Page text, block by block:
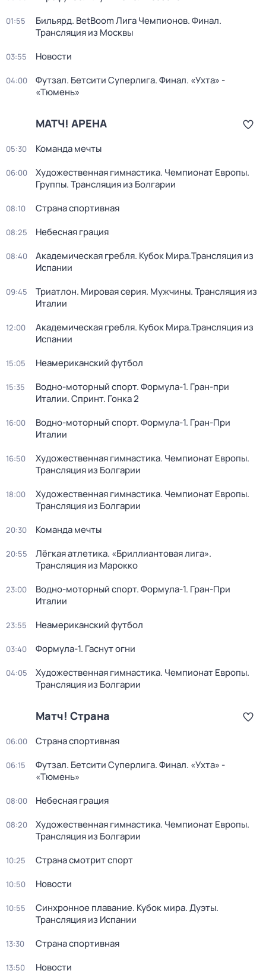
01:55
Бильярд. BetBoom Лига Чемпионов. Финал.
Трансляция из Москвы
03:55 Новости
04:00
Футзал. Бетсити Суперлига. Финал. «Ухта» -
«Тюмень»
МАТЧ! АРЕНА
05:30 Команда мечты
06:00
Художественная гимнастика. Чемпионат Европы.
Группы. Трансляция из Болгарии
08:10 Страна спортивная
08:25 Небесная грация
08:40
Академическая гребля. Кубок Мира.Трансляция из
Испании
09:45
Триатлон. Мировая серия. Мужчины. Трансляция из
Италии
12:00
Академическая гребля. Кубок Мира.Трансляция из
Испании
15:05 Неамериканский футбол
15:35
Водно-моторный спорт. Формула-1. Гран-при
Италии. Спринт. Гонка 2
16:00
Водно-моторный спорт. Формула-1. Гран-При
Италии
16:50
Художественная гимнастика. Чемпионат Европы.
Трансляция из Болгарии
18:00
Художественная гимнастика. Чемпионат Европы.
Трансляция из Болгарии
20:30 Команда мечты
20:55
Лёгкая атлетика. «Бриллиантовая лига».
Трансляция из Марокко
23:00
Водно-моторный спорт. Формула-1. Гран-При
Италии
23:55 Неамериканский футбол
03:40 Формула-1. Гаснут огни
04:05
Художественная гимнастика. Чемпионат Европы.
Трансляция из Болгарии
Матч! Страна
06:00 Страна спортивная
06:15
Футзал. Бетсити Суперлига. Финал. «Ухта» -
«Тюмень»
08:00 Небесная грация
08:20
Художественная гимнастика. Чемпионат Европы.
Трансляция из Болгарии
10:25 Страна смотрит спорт
10:50 Новости
10:55
Синхронное плавание. Кубок мира. Дуэты.
Трансляция из Испании
13:30 Страна спортивная
13:50 Новости